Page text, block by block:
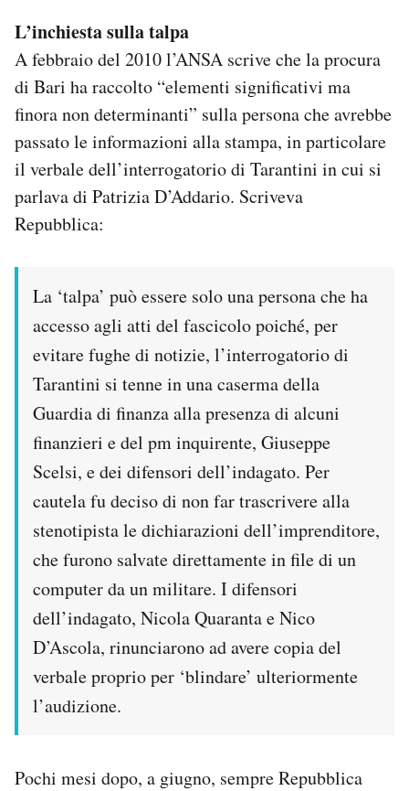
L’inchiesta sulla talpa
A febbraio del 2010 l’ANSA scrive che la procura
di Bari ha raccolto “elementi significativi ma
finora non determinanti” sulla persona che avrebbe
passato le informazioni alla stampa, in particolare
il verbale dell’interrogatorio di Tarantini in cui si
parlava di Patrizia D’Addario. Scriveva
Repubblica:
La ‘talpa’ può essere solo una persona che ha
accesso agli atti del fascicolo poiché, per
evitare fughe di notizie, l’interrogatorio di
Tarantini si tenne in una caserma della
Guardia di finanza alla presenza di alcuni
finanzieri e del pm inquirente, Giuseppe
Scelsi, e dei difensori dell’indagato. Per
cautela fu deciso di non far trascrivere alla
stenotipista le dichiarazioni dell’imprenditore,
che furono salvate direttamente in file di un
computer da un militare. I difensori
dell’indagato, Nicola Quaranta e Nico
D’Ascola, rinunciarono ad avere copia del
verbale proprio per ‘blindare’ ulteriormente
l’audizione.
Pochi mesi dopo, a giugno, sempre Repubblica